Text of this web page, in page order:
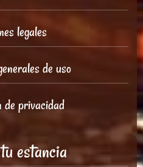
legales
de uso
de privacidad
estancia